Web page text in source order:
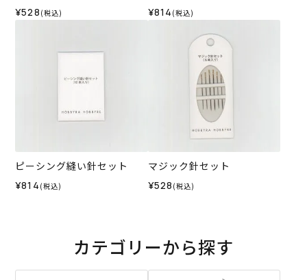
¥528 (税込) ¥814 (税込)
ピーシング縫い針セット
¥814 (税込)
マジック針セット
¥528 (税込)
カテゴリーから探す